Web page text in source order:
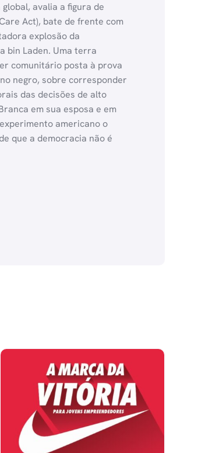
avalia a figura de
Act), bate de frente com
explosão da
bin Laden. Uma terra
comunitário posta à prova
negro, sobre corresponder
das decisões de alto
em sua esposa e em
americano o
que a democracia não é